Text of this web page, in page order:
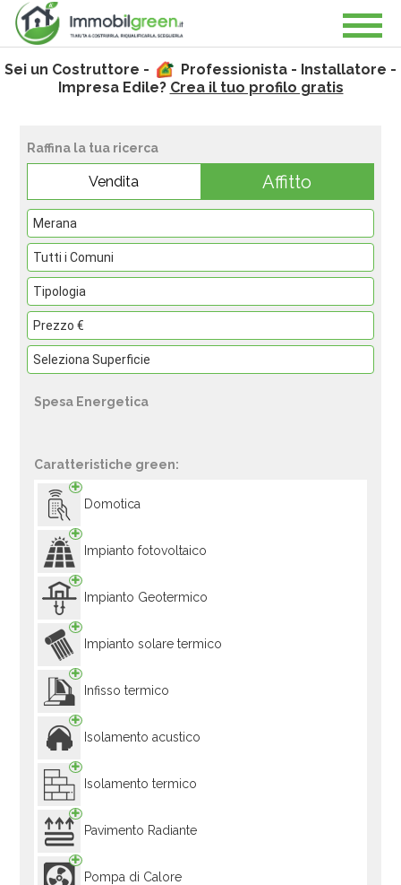
Sei un Costruttore -
Professionista - Installatore -
Impresa Edile? Crea il tuo profilo gratis
Raffina la tua ricerca
Vendita Affitto
Spesa Energetica
Caratteristiche green:
Domotica
Impianto fotovoltaico
Impianto Geotermico
Impianto solare termico
Infisso termico
Isolamento acustico
Isolamento termico
Pavimento Radiante
Pompa di Calore